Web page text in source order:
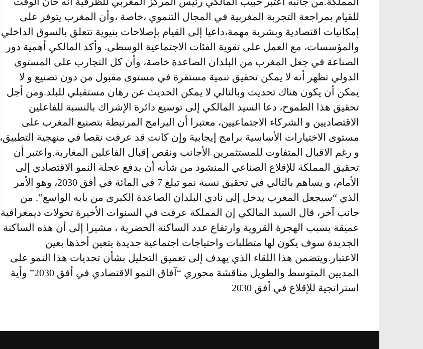
للقيام بمراجعة التجربة المغربية في المجال التنموي ،خاصة ،وأن المغرب يتوفر على
إمكانيات اقتصادية وبشرية مهمة،داعيا إلى القيام بإصلاحات بنيوية تتعلق بالسوق الداخلي
والمؤسسات، مع العمل على تقوية الفئات الاجتماعية الوسطى. وأكد المالكي أهمية دور
الصناعة في جعل المغرب من البلدان الصاعدة خاصة، وأن كل التجارب على المستوى
الدولي تظهر أنه لا يمكن تحقيق تنمية مستقرة في مستوى مقبول من دون تصنيع و لا
يمكن أن يكون هناك تحديث وبالتالي لا يمكن الحديث عن رهان مستقبلي للبلد.ومن أجل
تحقيق هذا الطموح، دعا السيد المالكي إلى توسيع دائرة الإشراك بالنسبة للفاعلين
الاقتصاديين و الشركاء الاجتماعيين، معتبرا أن البرامج المرتبطة بتصنيع المغرب على
مستوى الاختيارات الأساسية برامج إيجابية وإن كانت قد عرفت نقصا في منهجية التطبيق،
و رغم الاقبال المتفاوت للمستثمرين الأجانب ونقص إقبال الفاعلين المغاربة.واعتبر أن
تحقيق المملكة للإقلاع الصناعي المنشود من شأنه أن يدفع عجلة النمو الاقتصادي إلى
الأمام، و يساهم بالتالي في تحقيق نسبة نمو تبلغ 7 في المائة في أفق 2030، وهو الأمر
الذي “سيجعل المغرب يدخل إلى نادي البلدان الصاعدة الكبرى من بابه الواسع”. من
جانب آخر، قال السيد المالكي إن المملكة عرفت في السنوات الأخيرة تحولات ديمغرافية
عميقة بسبب الهجرة القروية وارتفاع عدد الساكنة الحضرية ، مشيرا إلى أن هذه الساكنة
الجديدة سوف يكون لها متطلبات واحتياجات اجتماعية جديدة يتعين أخذها بعين
الاعتبار.ويتضمن هذا اللقاء الذي يهدف إلى تعميق التحليل بشأن تحديات هذا النمو على
المديين المتوسط والطويل مناقشة محوري “آفاق النمو الاقتصادي في أفق 2030” وأية
استراتجية للإقلاع في أفق 2030